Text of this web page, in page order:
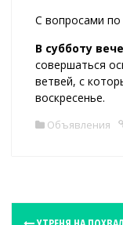
С вопросами
В субботу
совершаться
ветвей, с
воскресенье.
Объявления